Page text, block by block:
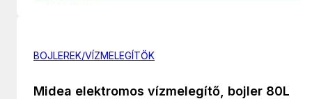
BOJLEREK/VÍZMELEGÍTŐK
Midea elektromos vízmelegítő, bojler 80L